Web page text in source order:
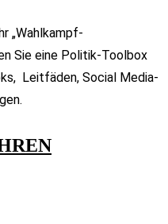
„Wahlkampf-
Sie eine Politik-Toolbox
Leitfäden, Social Media-